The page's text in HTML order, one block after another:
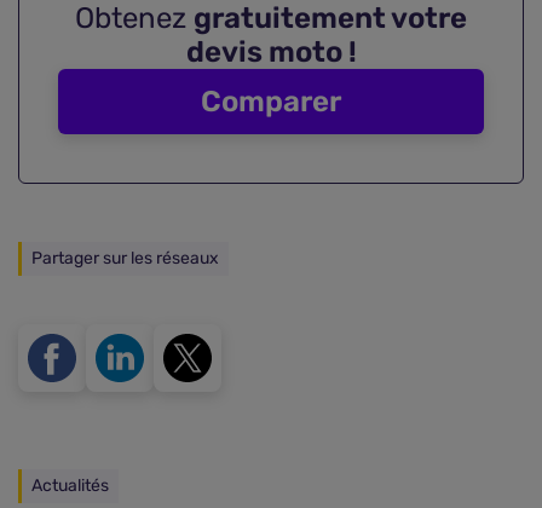
Obtenez gratuitement votre
devis moto !
Comparer
Partager sur les réseaux
Actualités